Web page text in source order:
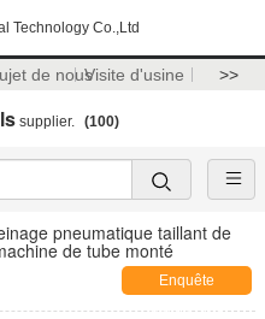
Technology Co.,Ltd
de nousVisite d'usine >>
supplier. (100)
pneumatique taillant de
de tube monté
Enquête
maintenant